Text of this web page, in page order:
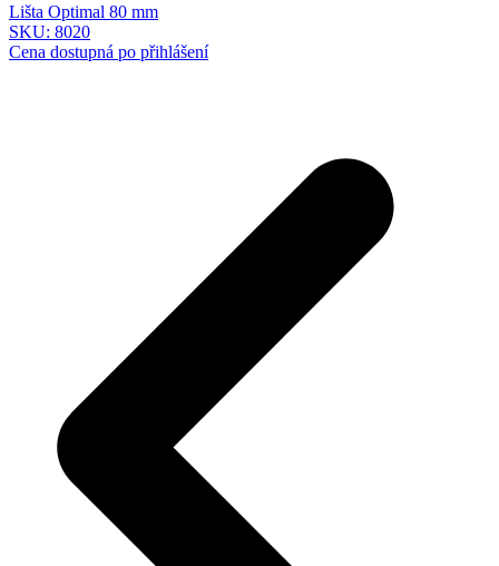
Lišta Optimal 80 mm
SKU: 8020
Cena dostupná po přihlášení